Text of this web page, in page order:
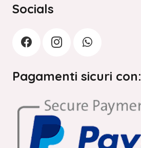
Socials
Pagamenti sicuri con: